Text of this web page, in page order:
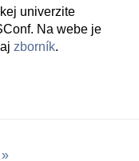
univerzite
Na webe je
zborník.